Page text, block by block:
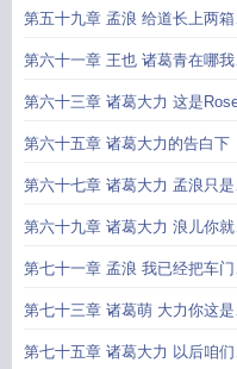
和病人之间探讨病情
第五十九章 孟浪 给道长上两箱
酒开胃
第六十一章 王也 诸葛青在哪我
做掉他
第六十三章 诸葛大力 这是
Jack的故事
第六十五章 诸葛大力的告白下
第六十七章 诸葛大力 孟浪只是
德感薄弱罢了
第六十九章 诸葛大力 浪儿你就
了它吧
第七十一章 孟浪 我已经把车门
死了
第七十三章 诸葛萌 大力你这是
了男人就忘了娘家
第七十五章 诸葛大力 以后咱们